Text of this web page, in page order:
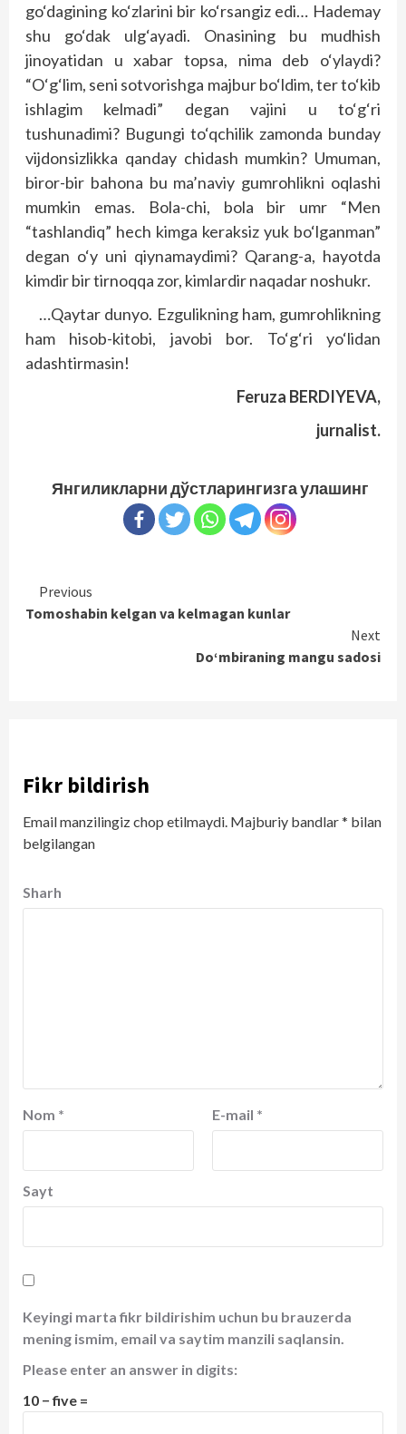
go‘dagining ko‘zlarini bir ko‘rsangiz edi… Hademay
shu go‘dak ulg‘ayadi. Onasining bu mudhish
jinoyatidan u xabar topsa, nima deb o‘ylaydi?
“O‘g‘lim, seni sotvorishga majbur bo‘ldim, ter to‘kib
ishlagim kelmadi” degan vajini u to‘g‘ri
tushunadimi? Bugungi to‘qchilik zamonda bunday
vijdonsizlikka qanday chidash mumkin? Umuman,
biror-bir bahona bu ma’naviy gumrohlikni oqlashi
mumkin emas. Bola-chi, bola bir umr “Men
“tashlandiq” hech kimga keraksiz yuk bo‘lganman”
degan o‘y uni qiynamaydimi? Qarang-a, hayotda
kimdir bir tirnoqqa zor, kimlardir naqadar noshukr.
…Qaytar dunyo. Ezgulikning ham, gumrohlikning
ham hisob-kitobi, javobi bor. To‘g‘ri yo‘lidan
adashtirmasin!
Feruza BERDIYEVA,
jurnalist.
Янгиликларни дўстларингизга улашинг
Continue
Reading
Previous
Tomoshabin kelgan va kelmagan kunlar
Next
Do‘mbiraning mangu sadosi
Fikr bildirish
Email manzilingiz chop etilmaydi. Majburiy bandlar* bilan
belgilangan
Sharh
Nom * E-mail *
Sayt
Keyingi marta fikr bildirishim uchun bu brauzerda
mening ismim, email va saytim manzili saqlansin.
Please enter an answer in digits:
10 − five =